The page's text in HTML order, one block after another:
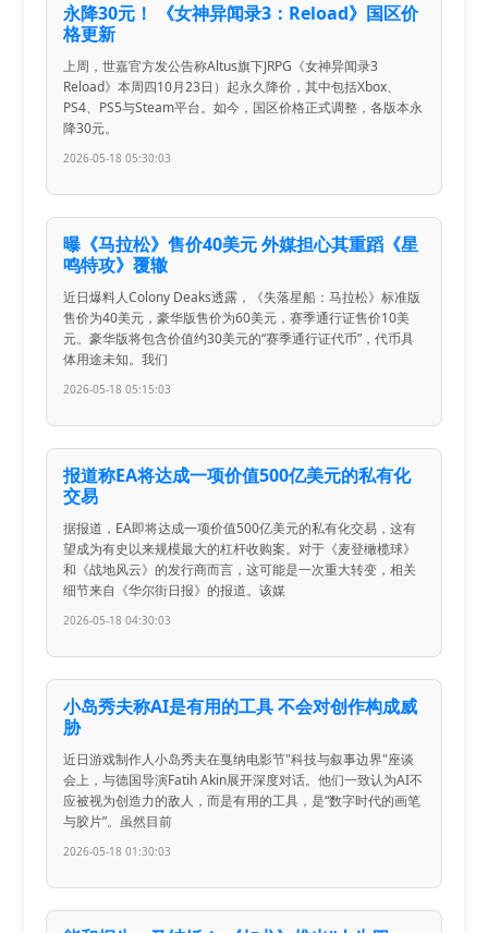
永降30元！ 《女神异闻录3：Reload》国区价
格更新
上周，世嘉官方发公告称Altus旗下JRPG《女神异闻录3
Reload》本周四10月23日）起永久降价，其中包括Xbox、
PS4、PS5与Steam平台。如今，国区价格正式调整，各版本永
降30元。
2026-05-18 05:30:03
曝《马拉松》售价40美元 外媒担心其重蹈《星
鸣特攻》覆辙
近日爆料人Colony Deaks透露，《失落星船：马拉松》标准版
售价为40美元，豪华版售价为60美元，赛季通行证售价10美
元。豪华版将包含价值约30美元的“赛季通行证代币”，代币具
体用途未知。我们
2026-05-18 05:15:03
报道称EA将达成一项价值500亿美元的私有化
交易
据报道，EA即将达成一项价值500亿美元的私有化交易，这有
望成为有史以来规模最大的杠杆收购案。对于《麦登橄榄球》
和《战地风云》的发行商而言，这可能是一次重大转变，相关
细节来自《华尔街日报》的报道。该媒
2026-05-18 04:30:03
小岛秀夫称AI是有用的工具 不会对创作构成威
胁
近日游戏制作人小岛秀夫在戛纳电影节"科技与叙事边界"座谈
会上，与德国导演Fatih Akin展开深度对话。他们一致认为AI不
应被视为创造力的敌人，而是有用的工具，是“数字时代的画笔
与胶片”。虽然目前
2026-05-18 01:30:03